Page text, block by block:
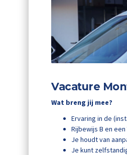
Vacature
Wat breng jij mee?
Ervaring in de
Rijbewijs B en een
Je houdt van
Je kunt